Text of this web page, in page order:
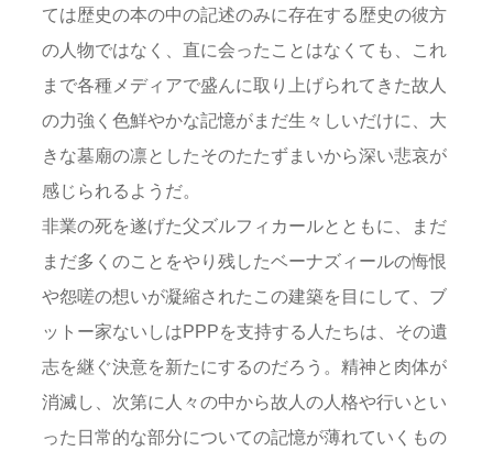
ては歴史の本の中の記述のみに存在する歴史の彼方
の人物ではなく、直に会ったことはなくても、これ
まで各種メディアで盛んに取り上げられてきた故人
の力強く色鮮やかな記憶がまだ生々しいだけに、大
きな墓廟の凛としたそのたたずまいから深い悲哀が
感じられるようだ。
非業の死を遂げた父ズルフィカールとともに、まだ
まだ多くのことをやり残したベーナズィールの悔恨
や怨嗟の想いが凝縮されたこの建築を目にして、ブ
ットー家ないしはPPPを支持する人たちは、その遺
志を継ぐ決意を新たにするのだろう。精神と肉体が
消滅し、次第に人々の中から故人の人格や行いとい
った日常的な部分についての記憶が薄れていくもの